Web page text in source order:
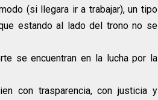
(si llegara ir a trabajar), un tipo
estando al lado del trono no se
se encuentran en la lucha por la
con trasparencia, con justicia y